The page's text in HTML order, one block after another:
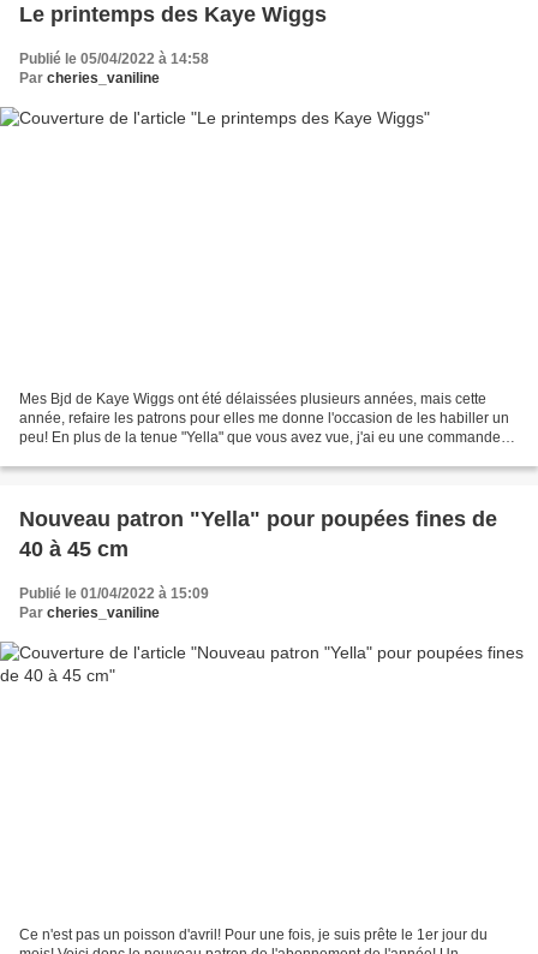
Le printemps des Kaye Wiggs
Publié le 05/04/2022 à 14:58
Par cheries_vaniline
Mes Bjd de Kaye Wiggs ont été délaissées plusieurs années, mais cette
année, refaire les patrons pour elles me donne l'occasion de les habiller un
peu! En plus de la tenue "Yella" que vous avez vue, j'ai eu une commande
Nouveau patron "Yella" pour poupées fines de
40 à 45 cm
Publié le 01/04/2022 à 15:09
Par cheries_vaniline
Ce n'est pas un poisson d'avril! Pour une fois, je suis prête le 1er jour du